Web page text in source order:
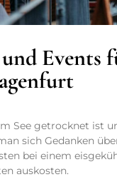
Events
See getrocknet ist
sich Gedanken
bei einem
auskosten.